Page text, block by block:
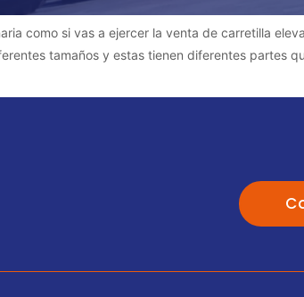
como si vas a ejercer la venta de carretilla
tamaños y estas tienen diferentes partes